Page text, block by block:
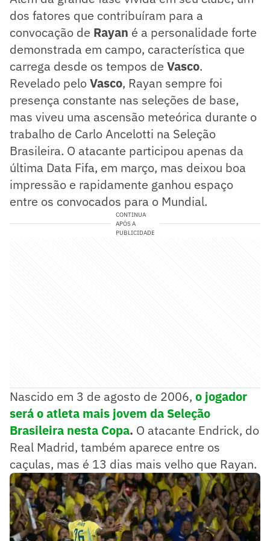
dos fatores que contribuíram para a
convocação de Rayan é a personalidade forte
demonstrada em campo, característica que
carrega desde os tempos de Vasco.
Revelado peloVasco, Rayan sempre foi
presença constante nas seleções de base,
mas viveu uma ascensão meteórica durante o
trabalho de Carlo Ancelotti na Seleção
Brasileira. O atacante participou apenas da
última Data Fifa, em março, mas deixou boa
impressão e rapidamente ganhou espaço
entre os convocados para o Mundial.
CONTINUA
APÓS A
PUBLICIDADE
Nascido em 3 de agosto de 2006, o jogador
será o atleta mais jovem da Seleção
Brasileira nesta Copa. O atacante Endrick, do
Real Madrid, também aparece entre os
caçulas, mas é 13 dias mais velho que Rayan.